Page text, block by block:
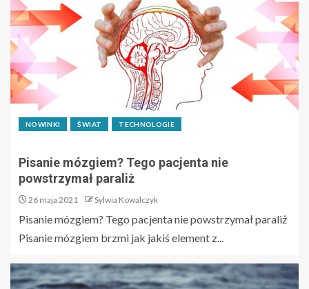
NOWINKI ŚWIAT TECHNOLOGIE
Pisanie mózgiem? Tego pacjenta nie
powstrzymał paraliż
26 maja 2021 Sylwia Kowalczyk
Pisanie mózgiem? Tego pacjenta nie powstrzymał paraliż
Pisanie mózgiem brzmi jak jakiś element z...